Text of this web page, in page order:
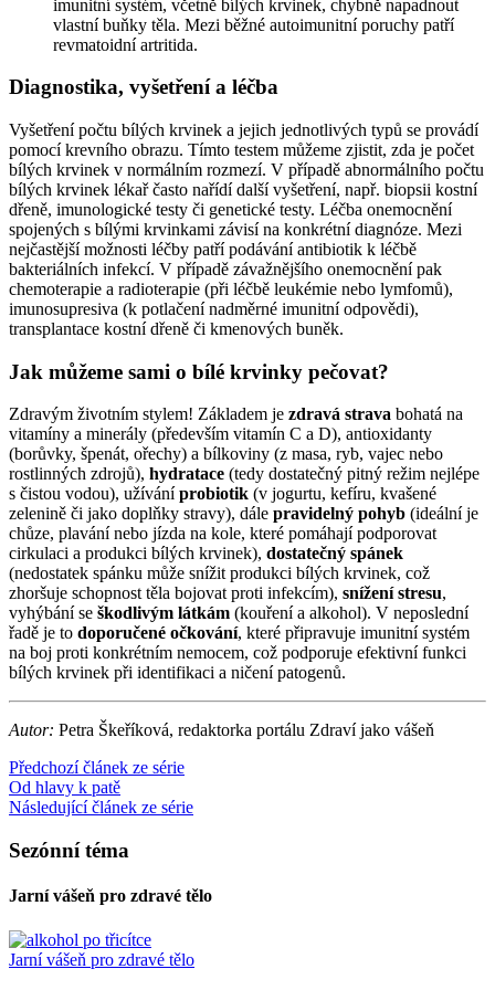
imunitní systém, včetně bílých krvinek, chybně napadnout
vlastní buňky těla. Mezi běžné autoimunitní poruchy patří
revmatoidní artritida.
Diagnostika, vyšetření a léčba
Vyšetření počtu bílých krvinek a jejich jednotlivých typů se provádí
pomocí krevního obrazu. Tímto testem můžeme zjistit, zda je počet
bílých krvinek v normálním rozmezí. V případě abnormálního počtu
bílých krvinek lékař často nařídí další vyšetření, např. biopsii kostní
dřeně, imunologické testy či genetické testy. Léčba onemocnění
spojených s bílými krvinkami závisí na konkrétní diagnóze. Mezi
nejčastější možnosti léčby patří podávání antibiotik k léčbě
bakteriálních infekcí. V případě závažnějšího onemocnění pak
chemoterapie a radioterapie (při léčbě leukémie nebo lymfomů),
imunosupresiva (k potlačení nadměrné imunitní odpovědi),
transplantace kostní dřeně či kmenových buněk.
Jak můžeme sami o bílé krvinky pečovat?
Zdravým životním stylem! Základem je zdravá strava bohatá na
vitamíny a minerály (především vitamín C a D), antioxidanty
(borůvky, špenát, ořechy) a bílkoviny (z masa, ryb, vajec nebo
rostlinných zdrojů), hydratace (tedy dostatečný pitný režim nejlépe
s čistou vodou), užíváníprobiotik (v jogurtu, kefíru, kvašené
zelenině či jako doplňky stravy), dále pravidelný pohyb (ideální je
chůze, plavání nebo jízda na kole, které pomáhají podporovat
cirkulaci a produkci bílých krvinek), dostatečný spánek
(nedostatek spánku může snížit produkci bílých krvinek, což
zhoršuje schopnost těla bojovat proti infekcím), snížení stresu,
vyhýbání se škodlivým látkám (kouření a alkohol). V neposlední
řadě je to doporučené očkování, které připravuje imunitní systém
na boj proti konkrétním nemocem, což podporuje efektivní funkci
bílých krvinek při identifikaci a ničení patogenů.
Autor: Petra Škeříková, redaktorka portálu Zdraví jako vášeň
Předchozí článek ze série
Od hlavy k patě
Následující článek ze série
Sezónní téma
Jarní vášeň pro zdravé tělo
Jarní vášeň pro zdravé tělo